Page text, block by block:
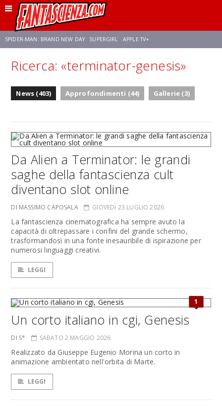
SPIDER-MAN: BRAND NEW DAY SUPERGIRL APPLE TV+
FRANCO RICCIARDIELLO ZENDAYA STAR TREK AVENGERS: DOOMSDAY
Ricerca: «terminator-genesis»
News (403) Approfondimenti (44) Gallerie (3)
Da Alien a Terminator: le grandi
saghe della fantascienza cult
diventano slot online
DI MASSIMO CAPOSALA GIOVEDÌ 23 LUGLIO 2026
La fantascienza cinematografica ha sempre avuto la
capacità di oltrepassare i confini del grande schermo,
trasformandosi in una fonte inesauribile di ispirazione per
numerosi linguaggi creativi.
LEGGI
1
Un corto italiano in cgi, Genesis
DI S* SABATO 2 MAGGIO 2026
Realizzato da Giuseppe Eugenio Morina un corto in
animazione ambientato nell'orbita di Marte.
LEGGI